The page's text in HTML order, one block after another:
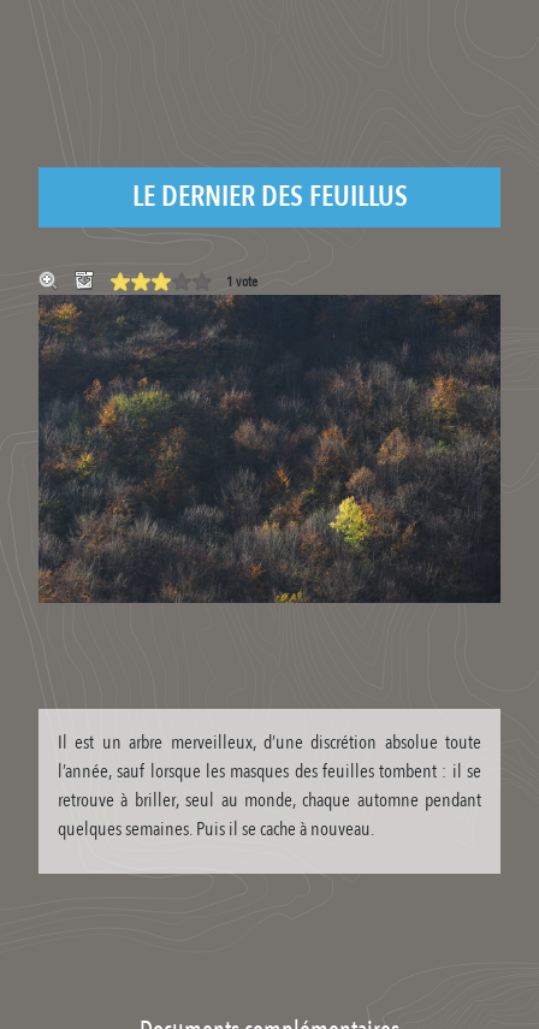
LE DERNIER DES FEUILLUS
1 vote
Il est un arbre merveilleux, d’une discrétion absolue toute
l’année, sauf lorsque les masques des feuilles tombent : il se
retrouve à briller, seul au monde, chaque automne pendant
quelques semaines. Puis il se cache à nouveau.